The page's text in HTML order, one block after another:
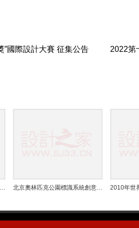
”國際設計大賽 征集公告
2022第
北京奧林匹克公園標識系統征集活動公告 北京奧林匹克公園標識系統創意設計方案征集